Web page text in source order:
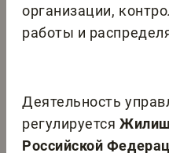
организации,
работы и
Деятельность
регулируется
Российской